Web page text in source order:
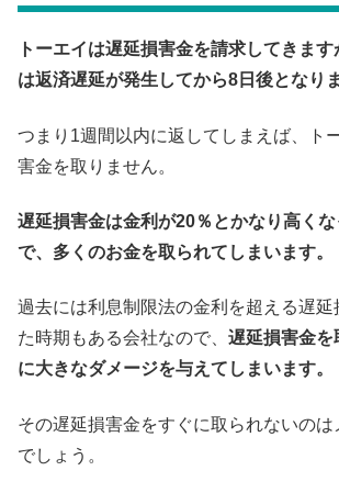
トーエイは遅延損害金を請求してきま
は返済遅延が発生してから8日後となりま
つまり1週間以内に返してしまえば、ト
害金を取りません。
遅延損害金は金利が20％とかなり高く
で、多くのお金を取られてしまいます。
過去には利息制限法の金利を超える遅延
た時期もある会社なので、 遅延損害金を
に大きなダメージを与えてしまいます。
その遅延損害金をすぐに取られないのは
でしょう。